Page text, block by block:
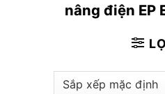
nâng điện EP